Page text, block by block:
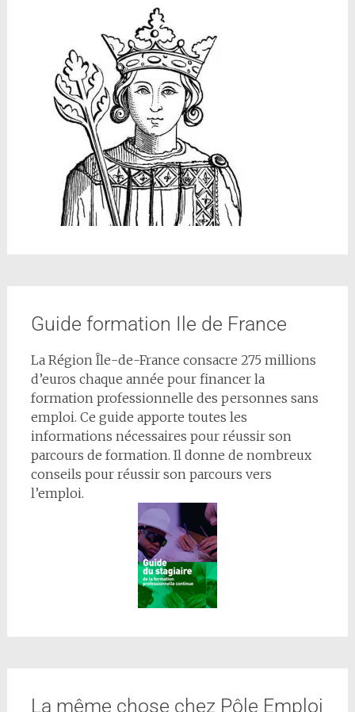
Guide formation Ile de France
La Région Île-de-France consacre 275 millions
d’euros chaque année pour financer la
formation professionnelle des personnes sans
emploi. Ce guide apporte toutes les
informations nécessaires pour réussir son
parcours de formation. Il donne de nombreux
conseils pour réussir son parcours vers
l’emploi.
La même chose chez Pôle Emploi